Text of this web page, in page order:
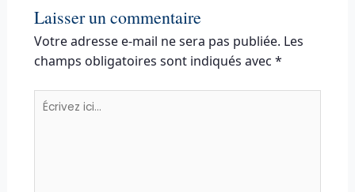
Laisser un commentaire
Votre adresse e-mail ne sera pas publiée. Les
champs obligatoires sont indiqués avec *
Écrivez